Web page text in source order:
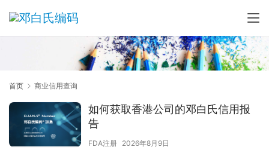
首页 商业信用查询
如何获取香港公司的邓白氏信用报
告
FDA注册 2026年8月9日